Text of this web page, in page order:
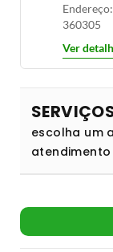
360305
Ver
escolha um
atendimento